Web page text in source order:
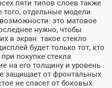
пяти типов слоев также
отдельные модели
это матовое
нужно, чтобы
в экран: такое стекло
будет только тот, кто
покупке стекла
на его толщину и уровень
защищает от фронтальных
не спасет от боковых.